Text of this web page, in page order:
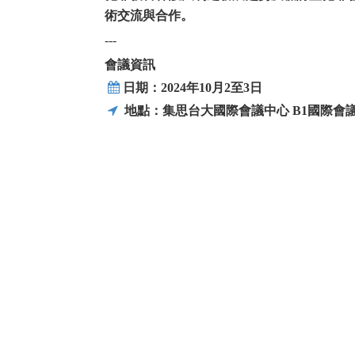
術交流與合作。
---
會議資訊
日期：2024年10月2至3日
地點：集思台大國際會議中心 B1國際會